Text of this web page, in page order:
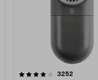
3252
4.5av 5 stjärnor